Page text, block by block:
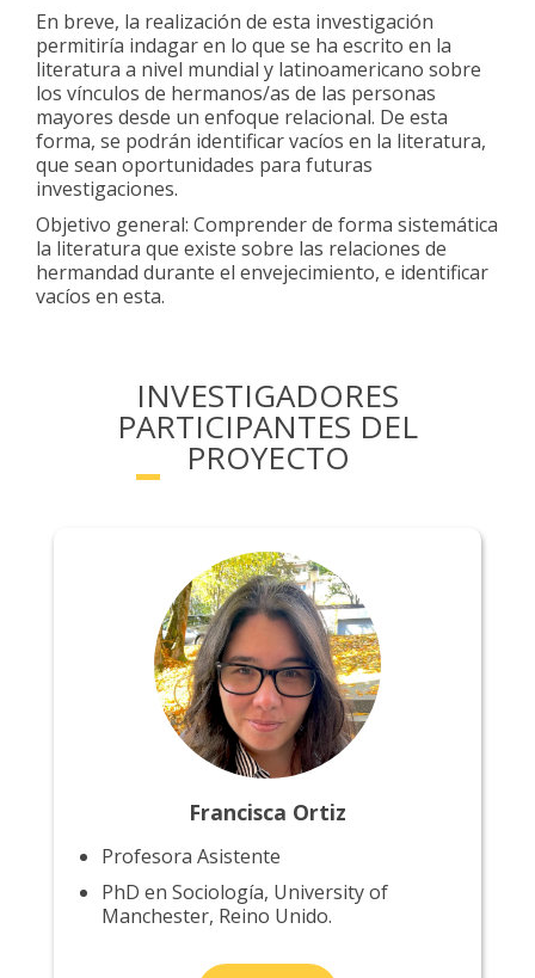
En breve, la realización de esta investigación
permitiría indagar en lo que se ha escrito en la
literatura a nivel mundial y latinoamericano sobre
los vínculos de hermanos/as de las personas
mayores desde un enfoque relacional. De esta
forma, se podrán identificar vacíos en la literatura,
que sean oportunidades para futuras
investigaciones.
Objetivo general: Comprender de forma sistemática
la literatura que existe sobre las relaciones de
hermandad durante el envejecimiento, e identificar
vacíos en esta.
INVESTIGADORES
PARTICIPANTES DEL
PROYECTO
Francisca Ortiz
Profesora Asistente
PhD en Sociología, University of
Manchester, Reino Unido.